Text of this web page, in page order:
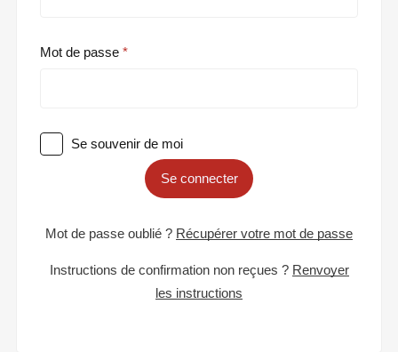
Mot de passe
Se souvenir de moi
Se connecter
Mot de passe oublié ? Récupérer votre mot de passe
Instructions de confirmation non reçues ? Renvoyer
les instructions